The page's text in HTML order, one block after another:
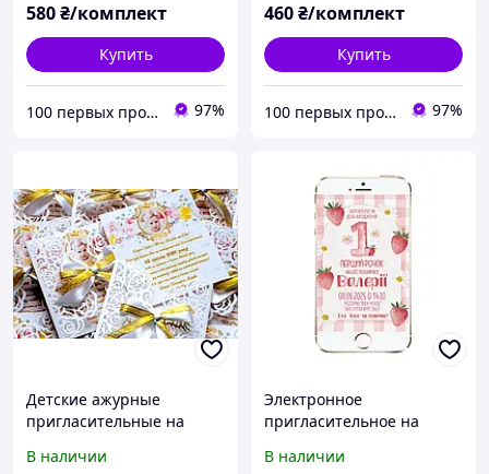
580₴/комплект
Купить
100 первых продуктов 97%
460₴/комплект
Купить
100 первых продуктов 97%
Детские ажурные
пригласительные на
годик ручной работы
В наличии
Электронное
пригласительное на
и ромашки"
В наличии